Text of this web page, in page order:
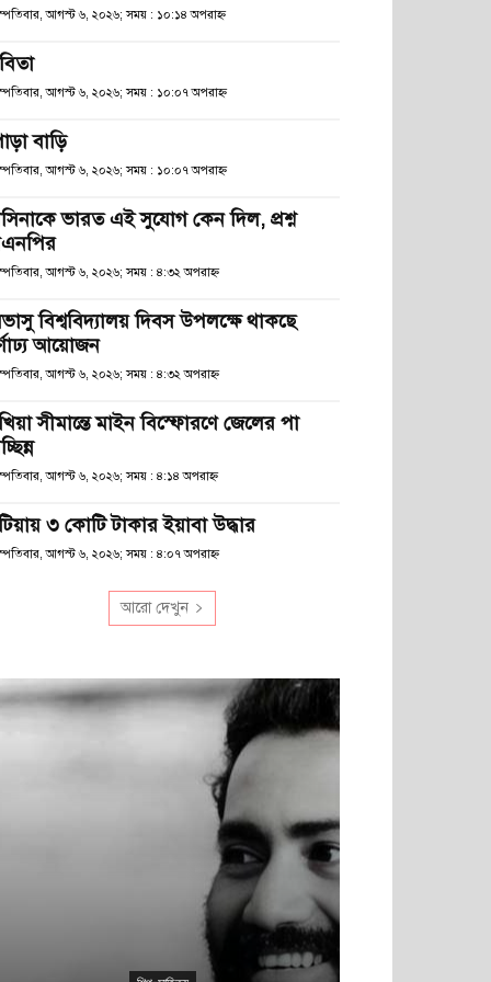
আগস্ট ৬, ২০২৬; সময় : ১০:১৪ অপরাহ্ণ
আগস্ট ৬, ২০২৬; সময় : ১০:০৭ অপরাহ্ণ
বাড়ি
আগস্ট ৬, ২০২৬; সময় : ১০:০৭ অপরাহ্ণ
ভারত এই সুযোগ কেন দিল, প্রশ্ন
আগস্ট ৬, ২০২৬; সময় : ৪:৩২ অপরাহ্ণ
বিশ্ববিদ্যালয় দিবস উপলক্ষে থাকছে
আয়োজন
আগস্ট ৬, ২০২৬; সময় : ৪:৩২ অপরাহ্ণ
সীমান্তে মাইন বিস্ফোরণে জেলের পা
আগস্ট ৬, ২০২৬; সময় : ৪:১৪ অপরাহ্ণ
৩ কোটি টাকার ইয়াবা উদ্ধার
আগস্ট ৬, ২০২৬; সময় : ৪:০৭ অপরাহ্ণ
আরো দেখুন